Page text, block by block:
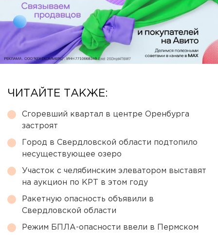
ЧИТАЙТЕ ТАКЖЕ:
Сгоревший квартал в центре Оренбурга
застроят
Город в Свердловской области подтопило
несуществующее озеро
Участок с челябинским элеватором выставят
на аукцион по КРТ в этом году
Ракетную опасность объявили в
Свердловской области
Режим БПЛА-опасности ввели в Пермском